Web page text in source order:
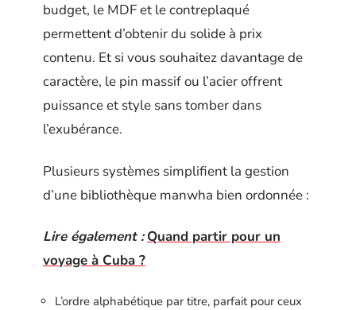
budget, le MDF et le contreplaqué
permettent d’obtenir du solide à prix
contenu. Et si vous souhaitez davantage de
caractère, le pin massif ou l’acier offrent
puissance et style sans tomber dans
l’exubérance.
Plusieurs systèmes simplifient la gestion
d’une bibliothèque manwha bien ordonnée :
Lire également : Quand partir pour un
voyage à Cuba ?
L’ordre alphabétique par titre, parfait pour ceux